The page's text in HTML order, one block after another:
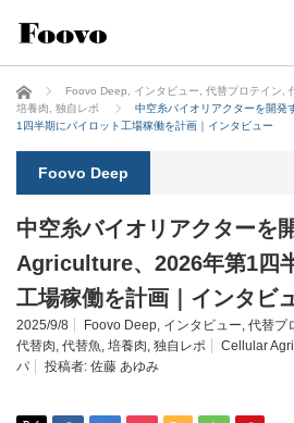
ホーム Foovo Deep インタビュー 代替プロテイン
培養肉
独自レポ
中空糸バイオリアクターを開発
1四半期にパイロット工場稼働を計画｜インタビュー
Foovo Deep
中空糸バイオリアクターを
Agriculture、2026年第1四
工場稼働を計画｜インタビ
2025/9/8 Foovo Deep, インタビュー, 代替プ
代替肉, 代替魚, 培養肉, 独自レポ Cellular
パ
投稿者: 佐藤 あゆみ